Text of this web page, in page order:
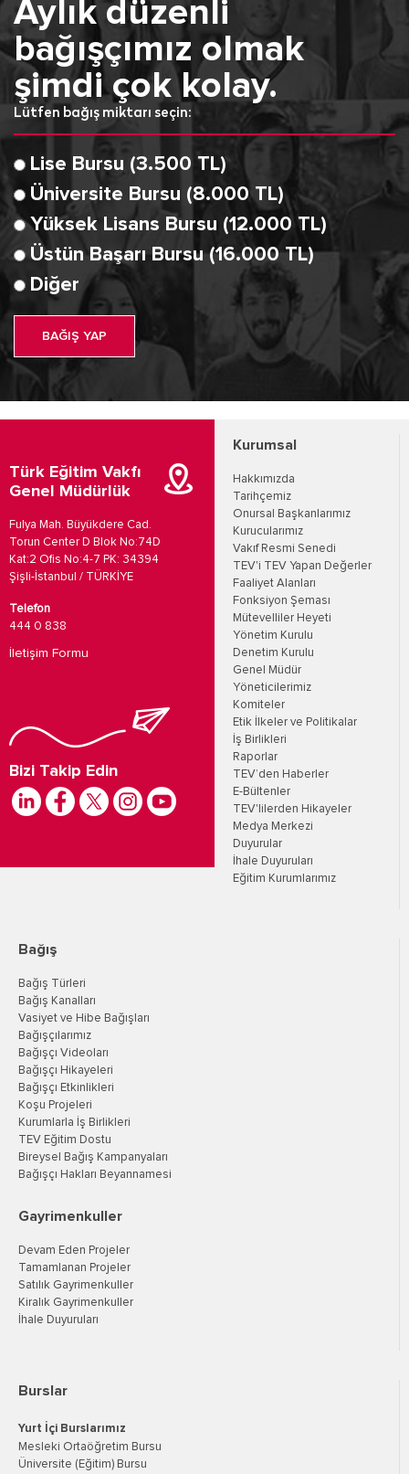
Aylık düzenli
bağışçımız olmak
şimdi çok kolay.
Lütfen bağış miktarı seçin:
Lise Bursu (3.500 TL)
Üniversite Bursu (8.000 TL)
Yüksek Lisans Bursu (12.000 TL)
Üstün Başarı Bursu (16.000 TL)
Diğer
BAĞIŞ YAP
Türk Eğitim Vakfı
Genel Müdürlük
Fulya Mah. Büyükdere Cad.
Torun Center D Blok No:74D
Kat:2 Ofis No:4-7 PK: 34394
Şişli-İstanbul / TÜRKİYE
Telefon
444 0 838
İletişim Formu
Bizi Takip Edin
Kurumsal
Hakkımızda
Tarihçemiz
Onursal Başkanlarımız
Kurucularımız
Vakıf Resmi Senedi
TEV'i TEV Yapan Değerler
Faaliyet Alanları
Fonksiyon Şeması
Mütevelliler Heyeti
Yönetim Kurulu
Denetim Kurulu
Genel Müdür
Yöneticilerimiz
Komiteler
Etik İlkeler ve Politikalar
İş Birlikleri
Raporlar
TEV’den Haberler
E-Bültenler
TEV'lilerden Hikayeler
Medya Merkezi
Duyurular
İhale Duyuruları
Eğitim Kurumlarımız
Bağış
Bağış Türleri
Bağış Kanalları
Vasiyet ve Hibe Bağışları
Bağışçılarımız
Bağışçı Videoları
Bağışçı Hikayeleri
Bağışçı Etkinlikleri
Koşu Projeleri
Kurumlarla İş Birlikleri
TEV Eğitim Dostu
Bireysel Bağış Kampanyaları
Bağışçı Hakları Beyannamesi
Gayrimenkuller
Devam Eden Projeler
Tamamlanan Projeler
Satılık Gayrimenkuller
Kiralık Gayrimenkuller
İhale Duyuruları
Burslar
Yurt İçi Burslarımız
Mesleki Ortaöğretim Bursu
Üniversite (Eğitim) Bursu